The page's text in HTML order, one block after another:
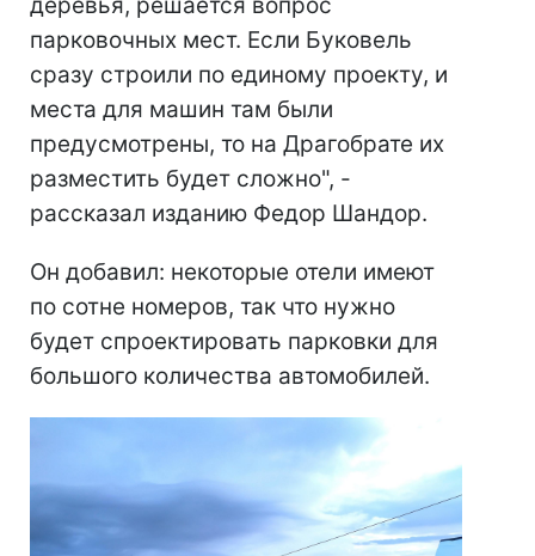
деревья, решается вопрос
парковочных мест. Если Буковель
сразу строили по единому проекту, и
места для машин там были
предусмотрены, то на Драгобрате их
разместить будет сложно", -
рассказал изданию Федор Шандор.
Он добавил: некоторые отели имеют
по сотне номеров, так что нужно
будет спроектировать парковки для
большого количества автомобилей.